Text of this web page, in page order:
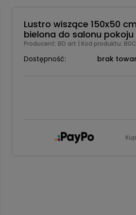
Lustro wiszące 150x50
bielona do salonu pokoju
Producent: BD art | Kod produktu:
Dostępność: brak